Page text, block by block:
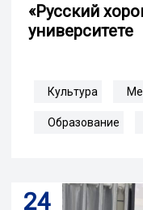
«Русский
университете
Культура
Образование
24